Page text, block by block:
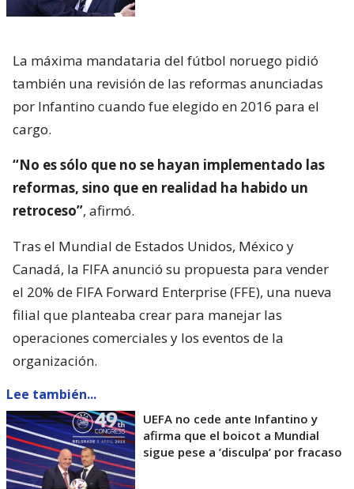
La máxima mandataria del fútbol noruego pidió
también una revisión de las reformas anunciadas
por Infantino cuando fue elegido en 2016 para el
cargo.
“No es sólo que no se hayan implementado las
reformas, sino que en realidad ha habido un
retroceso”, afirmó.
Tras el Mundial de Estados Unidos, México y
Canadá, la FIFA anunció su propuesta para vender
el 20% de FIFA Forward Enterprise (FFE), una nueva
filial que planteaba crear para manejar las
operaciones comerciales y los eventos de la
organización.
Lee también...
UEFA no cede ante Infantino y
afirma que el boicot a Mundial
sigue pese a ’disculpa’ por fracaso